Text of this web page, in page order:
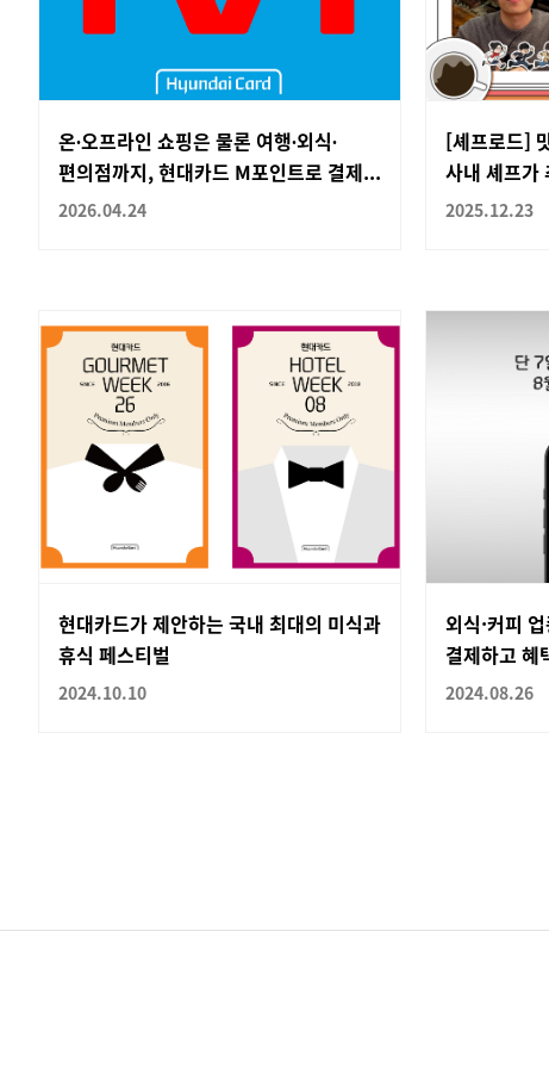
온∙오프라인 쇼핑은 물론 여행∙외식∙
편의점까지, 현대카드 M포인트로 결제...
2026.04.24
[셰프로드]
사내 셰프가
2025.12.23
현대카드가 제안하는 국내 최대의 미식과
휴식 페스티벌
2024.10.10
외식·커피
결제하고 혜
2024.08.26